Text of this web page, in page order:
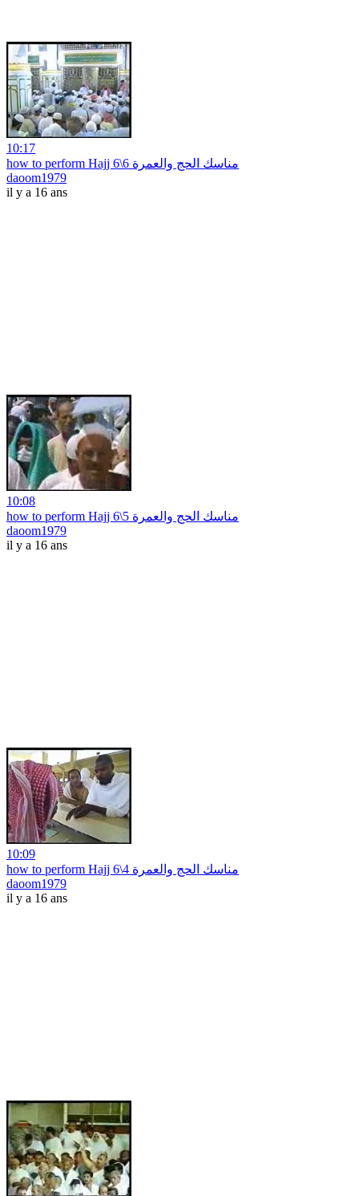
10:17
how to perform Hajj مناسك الحج والعمرة 6\6
daoom1979
il y a 16 ans
10:08
how to perform Hajj مناسك الحج والعمرة 5\6
daoom1979
il y a 16 ans
10:09
how to perform Hajj مناسك الحج والعمرة 4\6
daoom1979
il y a 16 ans